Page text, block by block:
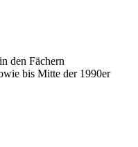
den Fächern
bis Mitte der 1990er